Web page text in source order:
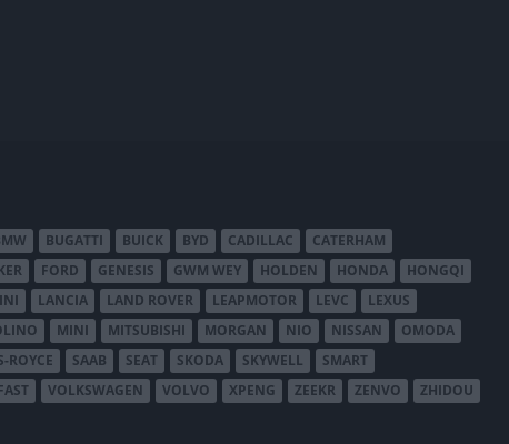
BUGATTI BUICK BYD CADILLAC
CATERHAM
FORD GENESIS GWM WEY HOLDEN HONDA
HONGQI
LANCIA LAND ROVER LEAPMOTOR LEVC
LEXUS
MINI MITSUBISHI MORGAN NIO NISSAN
OMODA
ROYCE SAAB SEAT SKODA SKYWELL
SMART
VOLKSWAGEN VOLVO XPENG ZEEKR ZENVO ZHIDOU